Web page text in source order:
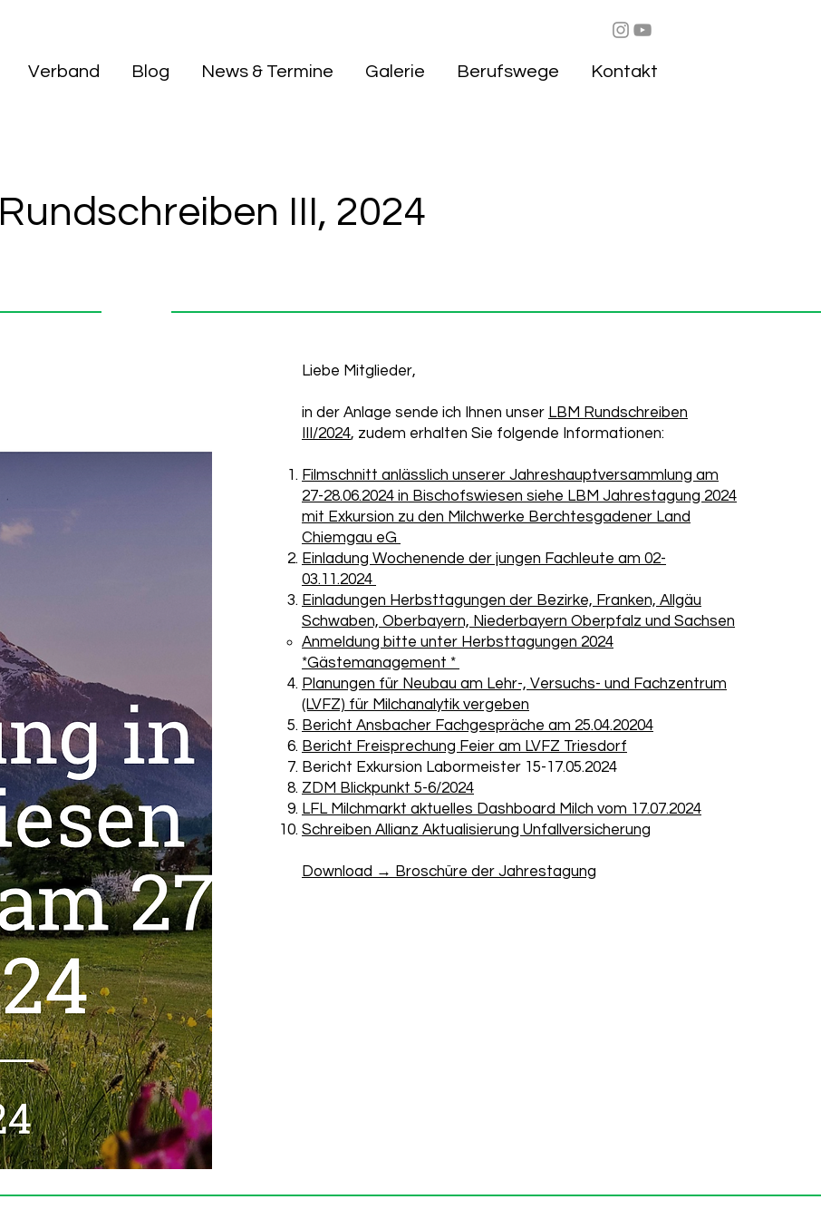
Verband Blog News & Termine Galerie Berufswege Kontakt
Rundschreiben III, 2024
Liebe Mitglieder,
in der Anlage sende ich Ihnen unser LBM Rundschreiben
III/2024, zudem erhalten Sie folgende Informationen:
Filmschnitt anlässlich unserer Jahreshauptversammlung am
27-28.06.2024 in Bischofswiesen siehe LBM Jahrestagung 2024
mit Exkursion zu den Milchwerke Berchtesgadener Land
Chiemgau eG
Einladung Wochenende der jungen Fachleute am 02-
03.11.2024
Einladungen Herbsttagungen der Bezirke, Franken, Allgäu
Schwaben, Oberbayern, Niederbayern Oberpfalz und Sachsen
Anmeldung bitte unter Herbsttagungen 2024
*Gästemanagement *
Planungen für Neubau am Lehr-, Versuchs- und Fachzentrum
(LVFZ) für Milchanalytik vergeben
Bericht Ansbacher Fachgespräche am 25.04.20204
Bericht Freisprechung Feier am LVFZ Triesdorf
Bericht Exkursion Labormeister 15-17.05.2024
ZDM Blickpunkt 5-6/2024
LFL Milchmarkt aktuelles Dashboard Milch vom 17.07.2024
Schreiben Allianz Aktualisierung Unfallversicherung
Download → Broschüre der Jahrestagung